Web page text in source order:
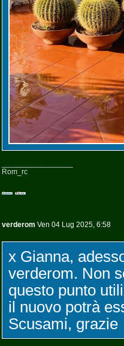
Rom_rc
verderom Ven 04 Lug 2025, 6:58
x Gianna,
verderom. Non
questo punto
il nuovo potrà
Scusami, grazie